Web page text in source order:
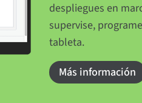
despliegues en
supervise,
tableta.
Más información